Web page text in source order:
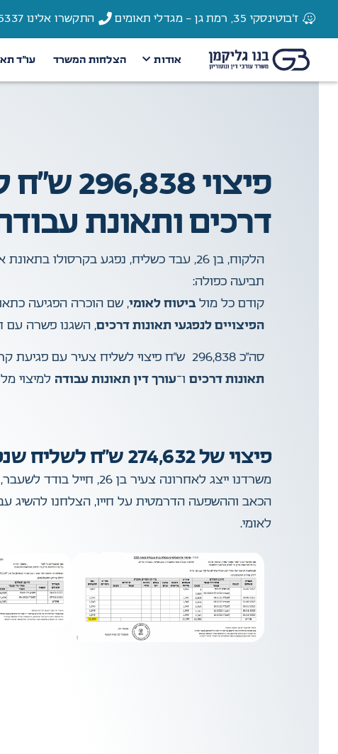
ז'בוטינסקי 35, רמת גן - מגדלי תאומים התקשרו אלינו 03-6135337
אודות הצלחות המשרד עו״ד
פיצוי
דרכים ותאונת
הלקוח, בן 26, עבד כשליח, נפגע בקרסולו
תביעה כפולה:
קודם כל מולביטוח לאומי, שם הוכרה הפגיעה
הפיצויים לנפגעי תאונות דרכים, השגנו פשרה עם
סה”כ 296,838 ש”ח פיצוי לשליח צעיר עם פגיעת קרסול בתאונת דרכים שהיא גם תאונת עבודה. מקרה זה ממחיש את חשיבות הפנייה המיידית ל־
תאונות דרכים ו־עורך דין תאונות עבודה למיצוי
פיצוי של 274,632 ש"ח לשליח שנפגע עם אופנוע בתאונת דרכים שהיא גם תאונת עבודה
משרדנו ייצג לאחרונה
לאומי.